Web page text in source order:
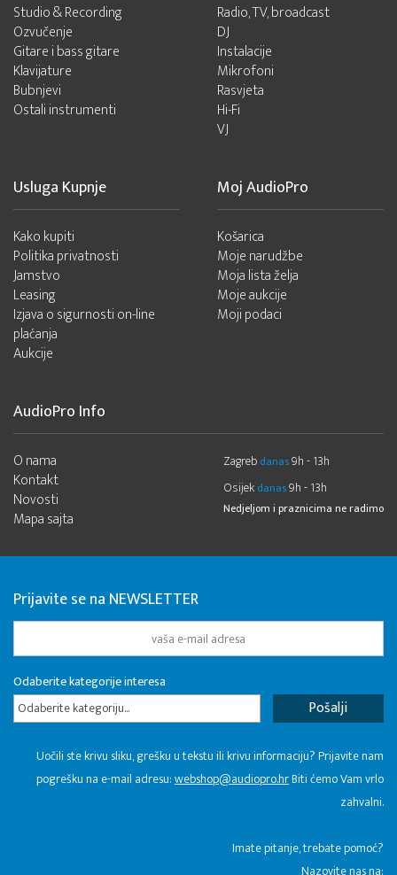
Studio & Recording
Ozvučenje
Gitare i bass gitare
Klavijature
Bubnjevi
Ostali instrumenti
Radio, TV, broadcast
DJ
Instalacije
Mikrofoni
Rasvjeta
Hi-Fi
VJ
Usluga Kupnje
Kako kupiti
Politika privatnosti
Jamstvo
Leasing
Izjava o sigurnosti on-line
plaćanja
Aukcije
Moj AudioPro
Košarica
Moje narudžbe
Moja lista želja
Moje aukcije
Moji podaci
AudioPro Info
O nama
Kontakt
Novosti
Mapa sajta
Zagreb danas9h - 13h
Osijek danas9h - 13h
Nedjeljom i praznicima ne radimo
Prijavite se na NEWSLETTER
Odaberite kategorije interesa
Odaberite kategoriju...
Uočili ste krivu sliku, grešku u tekstu ili krivu informaciju? Prijavite nam
pogrešku na e-mail adresu:webshop@audiopro.hrBiti ćemo Vam vrlo
zahvalni.
​Imate pitanje, trebate pomoć?